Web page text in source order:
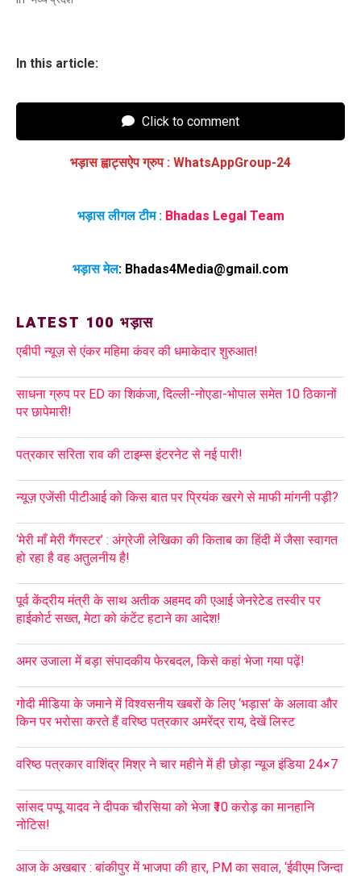
In this article:
Click to comment
भड़ास ह्वाट्सऐप ग्रुप : WhatsAppGroup-24
भड़ास लीगल टीम : Bhadas Legal Team
भड़ास मेल: Bhadas4Media@gmail.com
LATEST 100 भड़ास
एबीपी न्यूज़ से एंकर महिमा कंवर की धमाकेदार शुरुआत!
साधना ग्रुप पर ED का शिकंजा, दिल्ली-नोएडा-भोपाल समेत 10 ठिकानों
पर छापेमारी!
पत्रकार सरिता राव की टाइम्स इंटरनेट से नई पारी!
न्यूज़ एजेंसी पीटीआई को किस बात पर प्रियंक खरगे से माफी मांगनी पड़ी?
‘मेरी माँ मेरी गैंगस्टर’ : अंग्रेजी लेखिका की किताब का हिंदी में जैसा स्वागत
हो रहा है वह अतुलनीय है!
पूर्व केंद्रीय मंत्री के साथ अतीक अहमद की एआई जेनरेटेड तस्वीर पर
हाईकोर्ट सख्त, मेटा को कंटेंट हटाने का आदेश!
अमर उजाला में बड़ा संपादकीय फेरबदल, किसे कहां भेजा गया पढ़ें!
गोदी मीडिया के जमाने में विश्वसनीय खबरों के लिए ‘भड़ास’ के अलावा और
किन पर भरोसा करते हैं वरिष्ठ पत्रकार अमरेंद्र राय, देखें लिस्ट
वरिष्ठ पत्रकार वाशिंद्र मिश्र ने चार महीने में ही छोड़ा न्यूज इंडिया 24×7
सांसद पप्पू यादव ने दीपक चौरसिया को भेजा ₹10 करोड़ का मानहानि
नोटिस!
आज के अखबार : बांकीपुर में भाजपा की हार, PM का सवाल, ‘ईवीएम जिन्दा